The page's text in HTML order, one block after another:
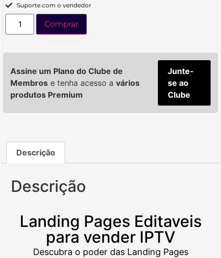
Suporte com o vendedor
Comprar
Assine um Plano do Clube de
Membros e tenha acesso a vários
produtos Premium
Junte-
se ao
Clube
Descrição
Descrição
Landing Pages Editaveis
para vender IPTV
Descubra o poder das Landing Pages